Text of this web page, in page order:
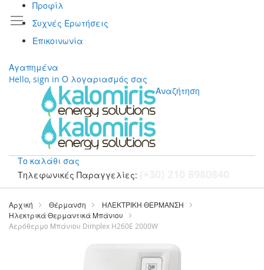
Προφίλ
Συχνές Ερωτήσεις
Επικοινωνία
Αγαπημένα
Hello, sign in Ο λογαριασμός σας
Αναζήτηση
Το καλάθι σας
Τηλεφωνικές Παραγγελίες:
Μετάβαση
περιεχόμενο
Αρχική Θέρμανση
ΗΛΕΚΤΡΙΚΗ ΘΕΡΜΑΝΣΗ
Ηλεκτρικά Θερμαντικά Μπάνιου
Αερόθερμο Μπάνιου Dimplex H260E 2000W